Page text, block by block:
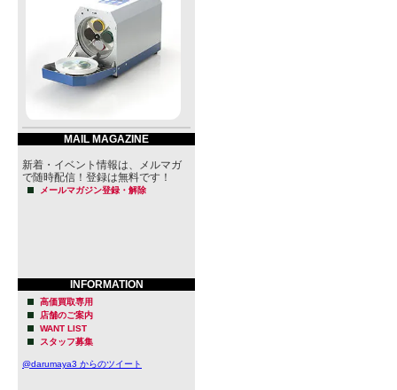
MAIL MAGAZINE
新着・イベント情報は、メルマガ
で随時配信！登録は無料です！
メールマガジン登録・解除
INFORMATION
高価買取専用
店舗のご案内
WANT LIST
スタッフ募集
@darumaya3 からのツイート